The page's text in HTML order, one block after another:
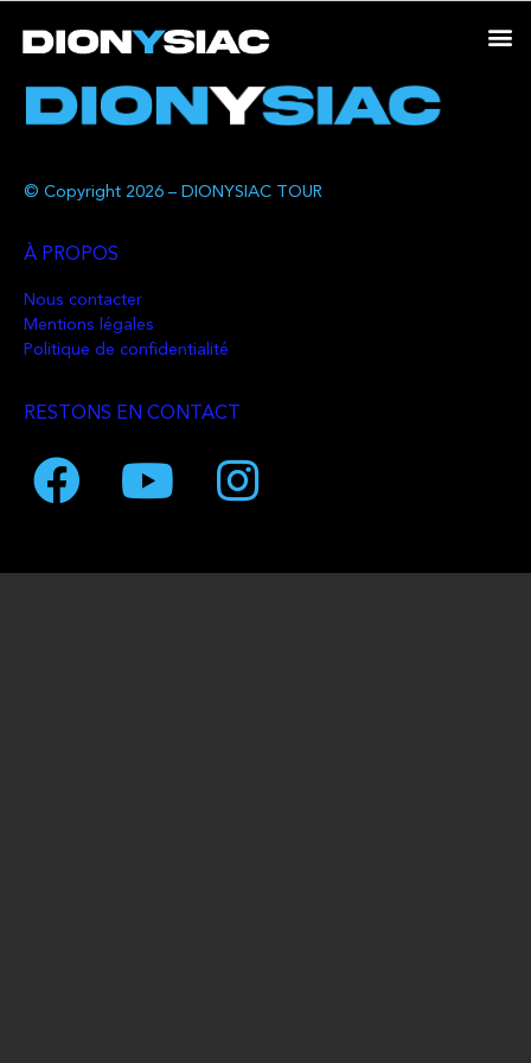
© Copyright 2026 – DIONYSIAC TOUR
À PROPOS
Nous contacter
Mentions légales
Politique de confidentialité
RESTONS EN CONTACT